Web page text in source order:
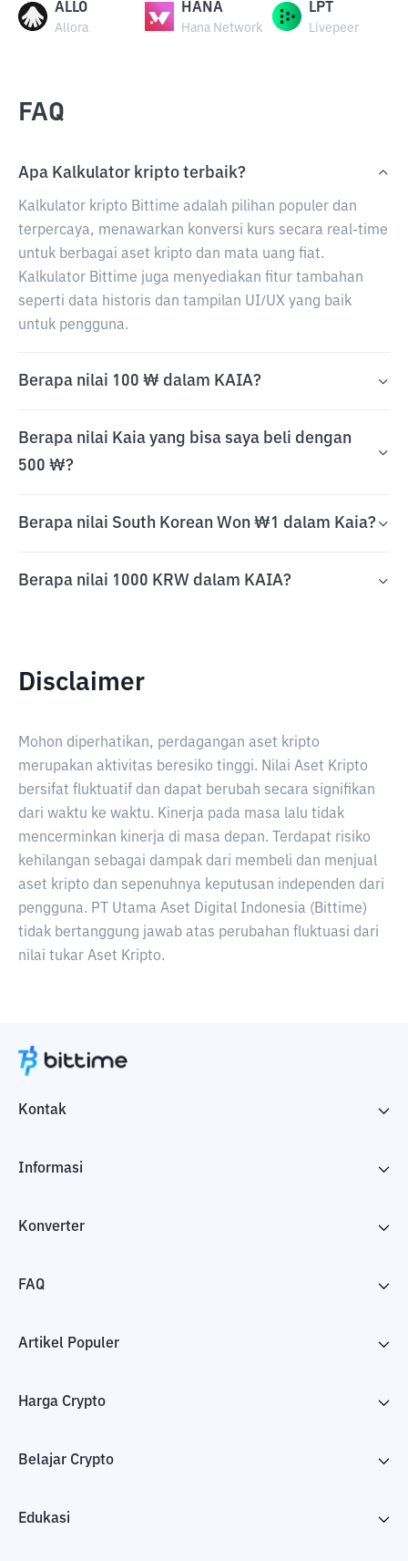
ALLO
Allora
HANA
Hana Network
LPT
Livepeer
FAQ
Apa Kalkulator kripto terbaik?
Kalkulator kripto Bittime adalah pilihan populer dan
terpercaya, menawarkan konversi kurs secara real-time
untuk berbagai aset kripto dan mata uang fiat.
Kalkulator Bittime juga menyediakan fitur tambahan
seperti data historis dan tampilan UI/UX yang baik
untuk pengguna.
Berapa nilai 100 ₩ dalam KAIA?
Berapa nilai Kaia yang bisa saya beli dengan
500 ₩?
Berapa nilai South Korean Won ₩1 dalam Kaia?
Berapa nilai 1000 KRW dalam KAIA?
Disclaimer
Mohon diperhatikan, perdagangan aset kripto
merupakan aktivitas beresiko tinggi. Nilai Aset Kripto
bersifat fluktuatif dan dapat berubah secara signifikan
dari waktu ke waktu. Kinerja pada masa lalu tidak
mencerminkan kinerja di masa depan. Terdapat risiko
kehilangan sebagai dampak dari membeli dan menjual
aset kripto dan sepenuhnya keputusan independen dari
pengguna. PT Utama Aset Digital Indonesia (Bittime)
tidak bertanggung jawab atas perubahan fluktuasi dari
nilai tukar Aset Kripto.
Kontak
Informasi
Konverter
FAQ
Artikel Populer
Harga Crypto
Belajar Crypto
Edukasi